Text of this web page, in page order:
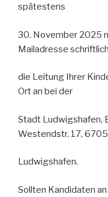
spätestens
30. November 2025
Mailadresse
die Leitung Ihrer
Ort an bei der
Stadt Ludwigshafen,
Westendstr. 17,
Ludwigshafen.
Sollten Kandidaten